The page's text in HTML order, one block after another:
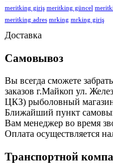
meritking giriş meritking güncel
meritking adres mrking mrking giriş
Доставка
Самовывоз
Вы всегда сможете
заказов г.Майкоп ул.
ЦКЗ) рыболовный
Ближайший пункт
Вам менеджер во время
Оплата осуществляется
Транспортной